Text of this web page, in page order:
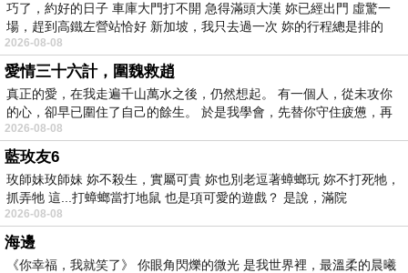
應的生存之道？從“交換”的角度說，市場主體從
沒有毫無條件讓渡利益的義務，它們理應獲得相
應的補償或保護。如其不然，利益受損者必會以
各種方式反彈：近年來，諸多廠商或將低價藥改
頭換面忽悠市場，或幹脆放棄低價藥生產，便是
明證。負責任的、有取有予的價格管制，才能為
低價藥爭取一個明朗的未來。呼籲對低價藥加以
必要“保護”，並非要退回到那個大包大攬的計劃
年代。而是強調，從各個環節入手，祛除對於低
價藥的固有“歧視”。比如，出臺專門的業務規
巧了，約好的日子 車庫大門打不開 急得滿頭大漢 妳已經出門 虛驚一
場，趕到高鐵左營站恰好 新加坡，我只去過一次 妳的行程總是排的
2026-08-08
愛情三十六計，圍魏救趙
真正的愛，在我走遍千山萬水之後，仍然想起。 有一個人，從未攻你
的心，卻早已圍住了自己的餘生。 於是我學會，先替你守住疲憊，再
2026-08-08
藍玫友6
玫師妹玫師妹 妳不殺生，實屬可貴 妳也別老逗著蟑螂玩 妳不打死牠，
抓弄牠 這...打蟑螂當打地鼠 也是項可愛的遊戲？ 是說，滿院
2026-08-08
海邊
《你幸福，我就笑了》 你眼角閃爍的微光 是我世界裡，最溫柔的晨曦